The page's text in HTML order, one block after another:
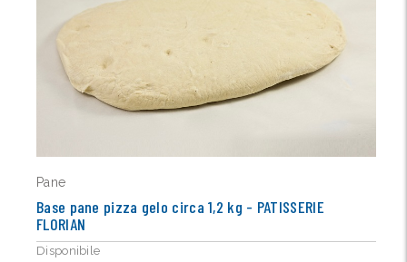
Pane
Base pane pizza gelo circa 1,2 kg - PATISSERIE
FLORIAN
Disponibile